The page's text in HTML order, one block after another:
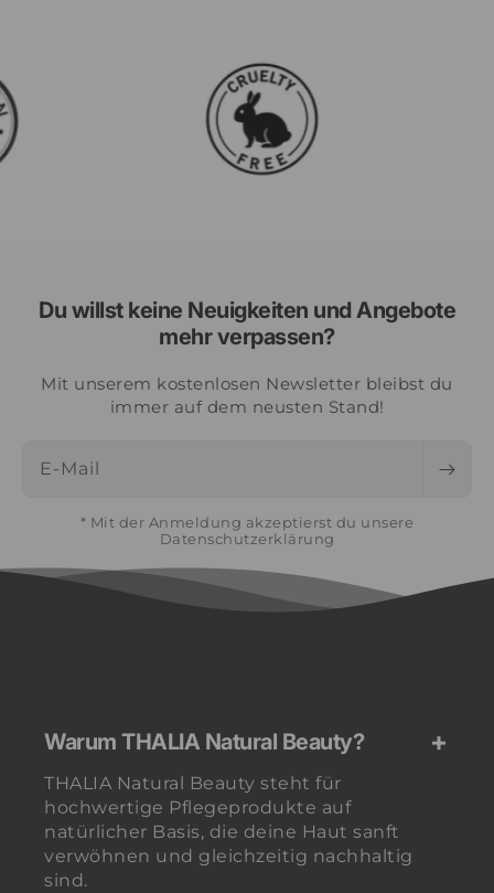
Du willst keine Neuigkeiten und Angebote
mehr verpassen?
Mit unserem kostenlosen Newsletter bleibst du
immer auf dem neusten Stand!
E-Mail
* Mit der Anmeldung akzeptierst du unsere
Datenschutzerklärung
Warum THALIA Natural Beauty?
THALIA Natural Beauty steht für
hochwertige Pflegeprodukte auf
natürlicher Basis, die deine Haut sanft
verwöhnen und gleichzeitig nachhaltig
sind.